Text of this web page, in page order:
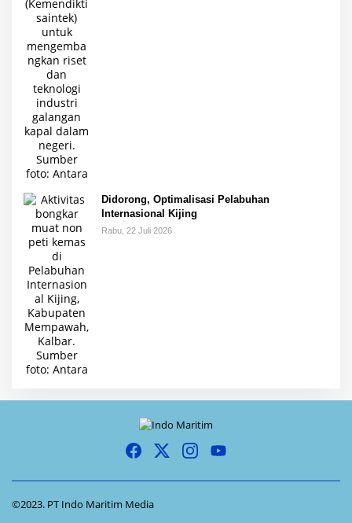
Didorong, Optimalisasi Pelabuhan
Internasional Kijing
Rabu, 22 Juli 2026
©2023. PT Indo Maritim Media